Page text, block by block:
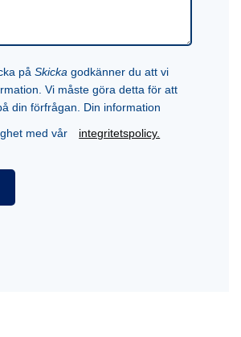
påSkicka godkänner du att vi
Vi måste göra detta för att
din förfrågan. Din information
med vår
integritetspolicy.